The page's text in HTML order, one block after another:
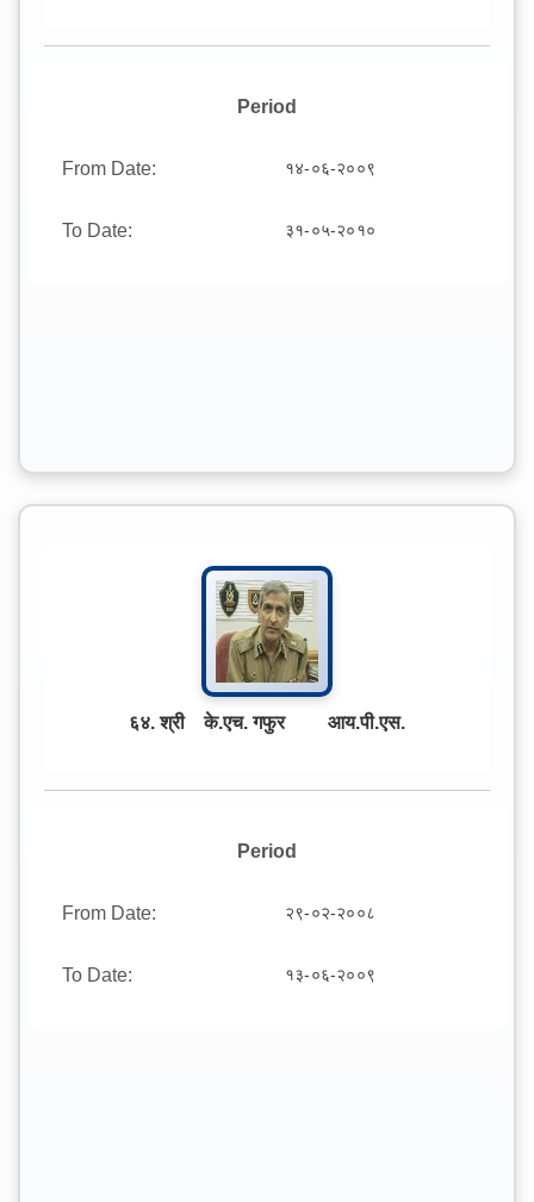
Period
From Date: १४-०६-२००९
To Date: ३१-०५-२०१०
६४. श्री के.एच. गफुर आय.पी.एस.
Period
From Date: २९-०२-२००८
To Date: १३-०६-२००९